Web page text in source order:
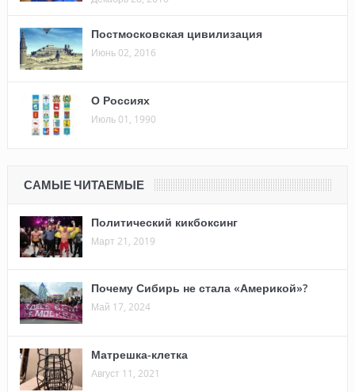
Постмосковская цивилизация
Июнь 02, 2016
О Россиях
Июль 01, 1990
САМЫЕ ЧИТАЕМЫЕ
Политический кикбоксинг
Март 21, 2019
Почему Сибирь не стала «Америкой»?
Май 17, 2024
Матрешка-клетка
Август 11, 2021